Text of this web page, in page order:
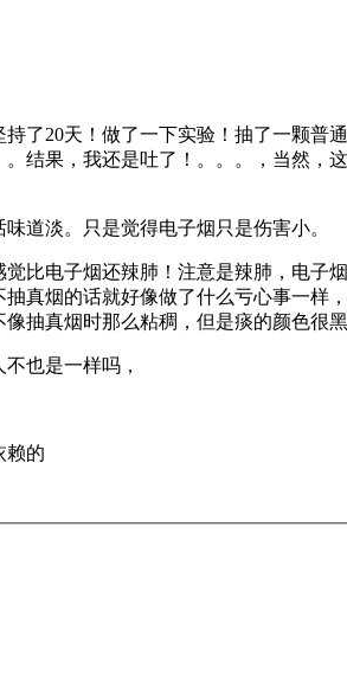
了20天！做了一下实验！抽了一颗
结果，我还是吐了！。。。，当然
道淡。只是觉得电子烟只是伤害小。
比电子烟还辣肺！注意是辣肺，电
真烟的话就好像做了什么亏心事一
抽真烟时那么粘稠，但是痰的颜色很
也是一样吗，
赖的